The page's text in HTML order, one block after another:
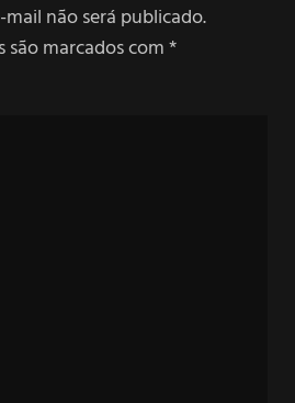
não será publicado.
marcados com*